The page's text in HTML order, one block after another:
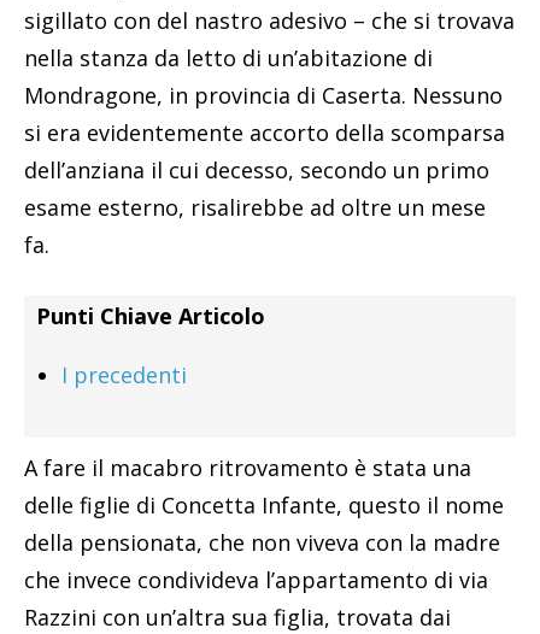
sigillato con del nastro adesivo – che si trovava
nella stanza da letto di un’abitazione di
Mondragone, in provincia di Caserta. Nessuno
si era evidentemente accorto della scomparsa
dell’anziana il cui decesso, secondo un primo
esame esterno, risalirebbe ad oltre un mese
fa.
Punti Chiave Articolo
I precedenti
A fare il macabro ritrovamento è stata una
delle figlie di Concetta Infante, questo il nome
della pensionata, che non viveva con la madre
che invece condivideva l’appartamento di via
Razzini con un’altra sua figlia, trovata dai